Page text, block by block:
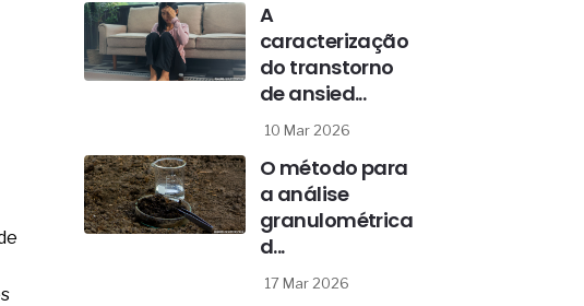
A
caracterização
do transtorno
de ansied...
10 Mar 2026
O método para
a análise
granulométrica
d...
17 Mar 2026